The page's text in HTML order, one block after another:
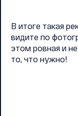
В итоге такая
видите по
этом ровная и
то, что нужно!